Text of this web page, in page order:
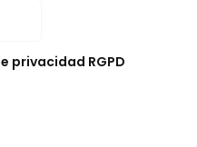
privacidad RGPD